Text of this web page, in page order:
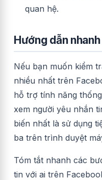
quan hệ.
Hướng dẫn nhanh
Nếu bạn muốn kiểm
nhiều nhất trên
hỗ trợ tính năng
xem người yêu nhắn
biến nhất là sử dụng
ba trên trình duyệt
Tóm tắt nhanh các
tin với ai trên